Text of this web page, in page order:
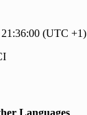
(UTC +1)
Languages